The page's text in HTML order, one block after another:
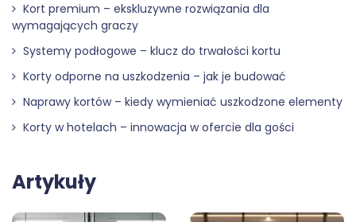
Kort premium – ekskluzywne rozwiązania dla
wymagających graczy
Systemy podłogowe – klucz do trwałości kortu
Korty odporne na uszkodzenia – jak je budować
Naprawy kortów – kiedy wymieniać uszkodzone elementy
Korty w hotelach – innowacja w ofercie dla gości
Artykuły